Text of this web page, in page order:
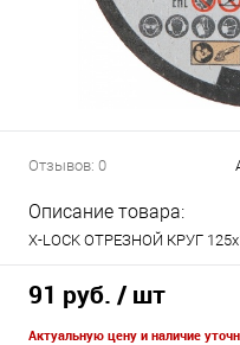
Отзывов: 0
Описание товара:
X-LOCK ОТРЕЗНОЙ КРУГ
91 руб. / шт
Актуальную цену и наличие